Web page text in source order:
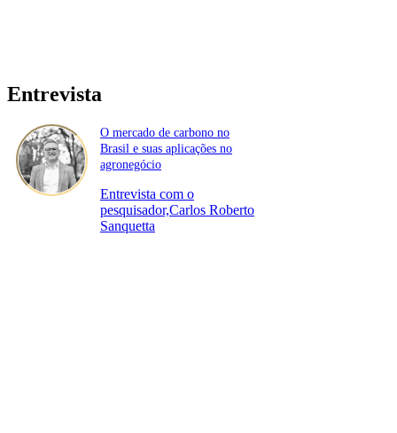
Entrevista
O mercado de carbono no
Brasil e suas aplicações no
agronegócio
Entrevista com o
pesquisador,Carlos Roberto
Sanquetta